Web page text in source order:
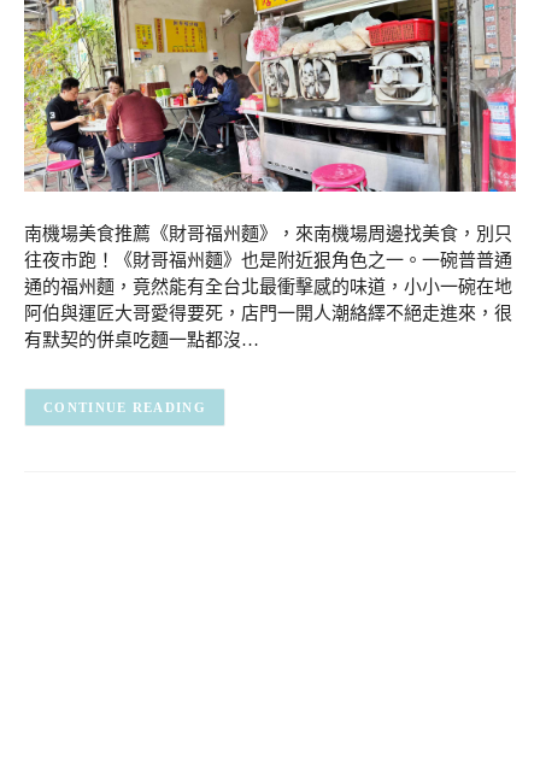
南機場美食推薦《財哥福州麵》，來南機場周邊找美食，別只
往夜市跑！《財哥福州麵》也是附近狠角色之一。一碗普普通
通的福州麵，竟然能有全台北最衝擊感的味道，小小一碗在地
阿伯與運匠大哥愛得要死，店門一開人潮絡繹不絕走進來，很
有默契的併桌吃麵一點都沒…
CONTINUE READING